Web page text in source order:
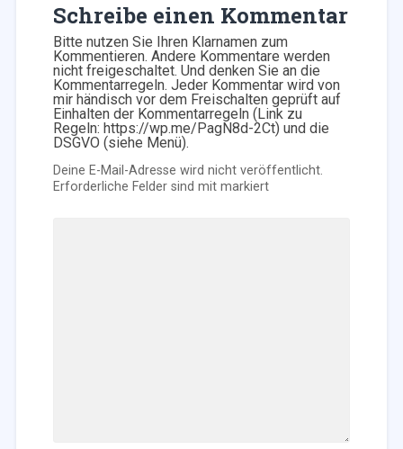
Schreibe einen Kommentar
Bitte nutzen Sie Ihren Klarnamen zum
Kommentieren. Andere Kommentare werden
nicht freigeschaltet. Und denken Sie an die
Kommentarregeln. Jeder Kommentar wird von
mir händisch vor dem Freischalten geprüft auf
Einhalten der Kommentarregeln (Link zu
Regeln: https://wp.me/PagN8d-2Ct) und die
DSGVO (siehe Menü).
Deine E-Mail-Adresse wird nicht veröffentlicht.
Erforderliche Felder sind mitmarkiert